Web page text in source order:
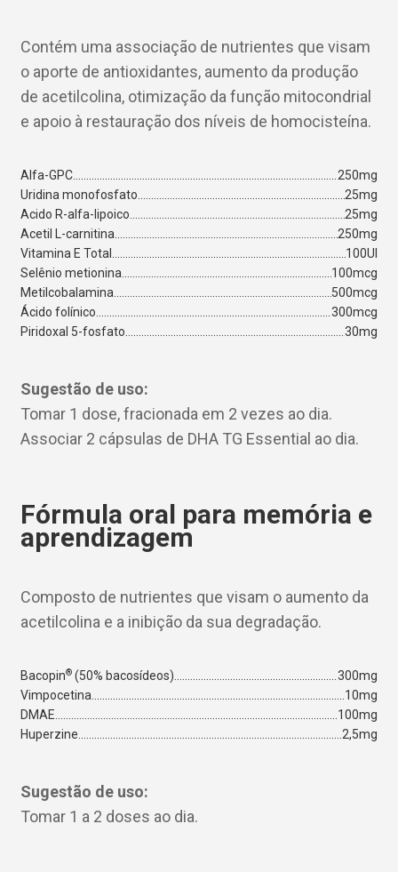
Contém uma associação de nutrientes que visam
o aporte de antioxidantes, aumento da produção
de acetilcolina, otimização da função mitocondrial
e apoio à restauração dos níveis de homocisteína.
Alfa-GPC
250mg
Uridina monofosfato
25mg
Acido R-alfa-lipoico
25mg
Acetil L-carnitina
250mg
Vitamina E Total
100UI
Selênio metionina
100mcg
Metilcobalamina
500mcg
Ácido folínico
300mcg
Piridoxal 5-fosfato
30mg
Sugestão de uso:
Tomar 1 dose, fracionada em 2 vezes ao dia.
Associar 2 cápsulas de DHA TG Essential ao dia.
Fórmula oral para memória e
aprendizagem
Composto de nutrientes que visam o aumento da
acetilcolina e a inibição da sua degradação.
Bacopin® (50% bacosídeos)
300mg
Vimpocetina
10mg
DMAE
100mg
Huperzine
2,5mg
Sugestão de uso:
Tomar 1 a 2 doses ao dia.